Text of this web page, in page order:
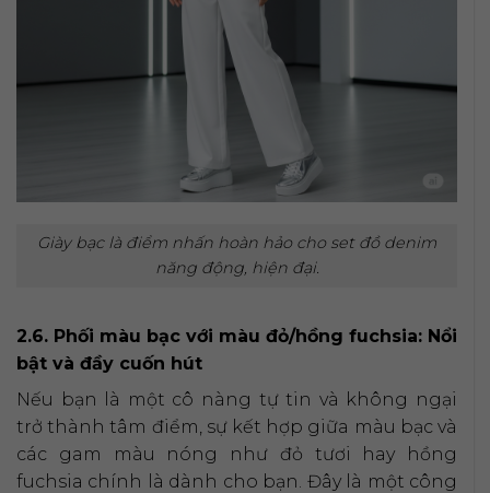
Giày bạc là điểm nhấn hoàn hảo cho set đồ denim
năng động, hiện đại.
2.6. Phối màu bạc với màu đỏ/hồng fuchsia: Nổi
bật và đầy cuốn hút
Nếu bạn là một cô nàng tự tin và không ngại
trở thành tâm điểm, sự kết hợp giữa màu bạc và
các gam màu nóng như đỏ tươi hay hồng
fuchsia chính là dành cho bạn. Đây là một công